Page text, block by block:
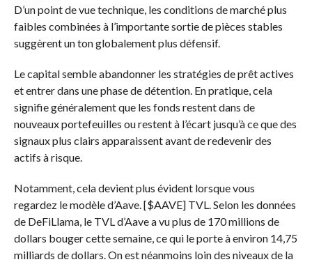
D’un point de vue technique, les conditions de marché plus
faibles combinées à l’importante sortie de pièces stables
suggèrent un ton globalement plus défensif.
Le capital semble abandonner les stratégies de prêt actives
et entrer dans une phase de détention. En pratique, cela
signifie généralement que les fonds restent dans de
nouveaux portefeuilles ou restent à l’écart jusqu’à ce que des
signaux plus clairs apparaissent avant de redevenir des
actifs à risque.
Notamment, cela devient plus évident lorsque vous
regardez le modèle d’Aave. [$AAVE] TVL. Selon les données
de DeFiLlama, le TVL d’Aave a vu plus de 170 millions de
dollars bouger cette semaine, ce qui le porte à environ 14,75
milliards de dollars. On est néanmoins loin des niveaux de la